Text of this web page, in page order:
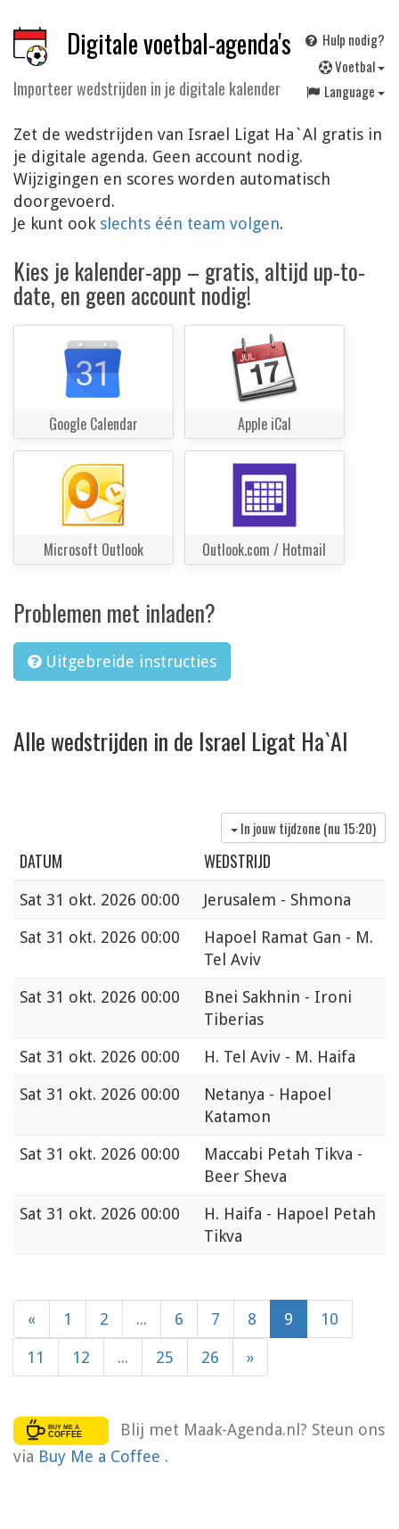
Digitale voetbal-agenda's
Importeer wedstrijden in je digitale kalender
Hulp nodig?
Voetbal
Language
Zet de wedstrijden van Israel Ligat Ha`Al gratis in
je digitale agenda. Geen account nodig.
Wijzigingen en scores worden automatisch
doorgevoerd.
Je kunt ook slechts één team volgen.
Kies je kalender-app – gratis, altijd up-to-
date, en geen account nodig!
Google Calendar Apple iCal
Microsoft Outlook Outlook.com / Hotmail
Problemen met inladen?
Uitgebreide instructies
Alle wedstrijden in de Israel Ligat Ha`Al
In jouw tijdzone (nu 15:20)
DATUM WEDSTRIJD
Sat 31 okt. 2026 00:00
Jerusalem - Shmona
Sat 31 okt. 2026 00:00
Hapoel Ramat Gan - M.
Tel Aviv
Sat 31 okt. 2026 00:00
Bnei Sakhnin - Ironi
Tiberias
Sat 31 okt. 2026 00:00
H. Tel Aviv - M. Haifa
Sat 31 okt. 2026 00:00
Netanya - Hapoel
Katamon
Sat 31 okt. 2026 00:00
Maccabi Petah Tikva -
Beer Sheva
Sat 31 okt. 2026 00:00
H. Haifa - Hapoel Petah
Tikva
« 1 2 ... 6 7 8 9 10
11 12 ... 25 26 »
Blij met Maak-Agenda.nl? Steun ons
via Buy Me a Coffee .